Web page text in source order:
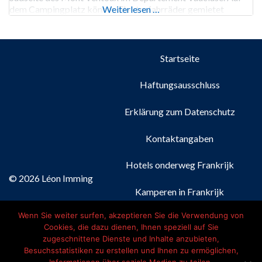
dem Campingplatz können Elektrofahrräder gemietet
Weiterlesen …
© 2026 Léon Imming
Startseite
Haftungsausschluss
Erklärung zum Datenschutz
Kontaktangaben
Hotels onderweg Frankrijk
Kamperen in Frankrijk
Nederlands( Niederländisch)
Français (Französisch
Wenn Sie weiter surfen, akzeptieren Sie die Verwendung von
Cookies, die dazu dienen, Ihnen speziell auf Sie
zugeschnittene Dienste und Inhalte anzubieten,
Besuchsstatistiken zu erstellen und Ihnen zu ermöglichen,